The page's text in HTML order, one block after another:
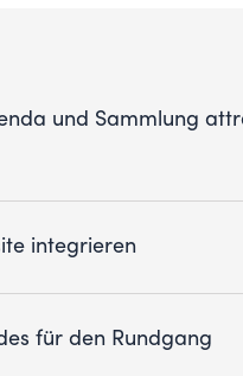
und Sammlung
integrieren
für den Rundgang